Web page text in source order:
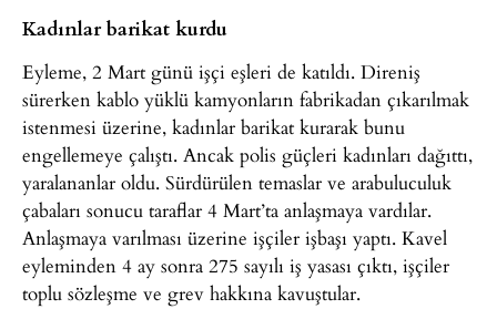
Kadınlar barikat kurdu
Eyleme, 2 Mart günü işçi eşleri de katıldı. Direniş
sürerken kablo yüklü kamyonların fabrikadan çıkarılmak
istenmesi üzerine, kadınlar barikat kurarak bunu
engellemeye çalıştı. Ancak polis güçleri kadınları dağıttı,
yaralananlar oldu. Sürdürülen temaslar ve arabuluculuk
çabaları sonucu taraflar 4 Mart’ta anlaşmaya vardılar.
Anlaşmaya varılması üzerine işçiler işbaşı yaptı. Kavel
eyleminden 4 ay sonra 275 sayılı iş yasası çıktı, işçiler
toplu sözleşme ve grev hakkına kavuştular.